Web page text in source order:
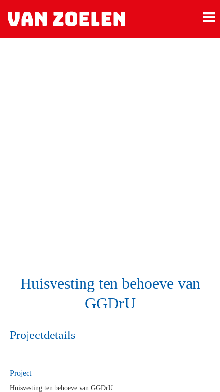
Huisvesting ten behoeve van
GGDrU
Projectdetails
Project
Huisvesting ten behoeve van GGDrU